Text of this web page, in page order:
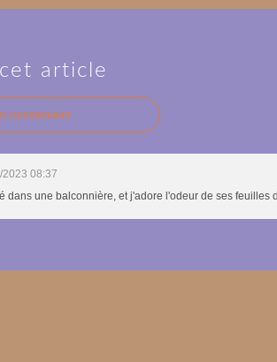
article
commentaire
2023 08:37
dans une balconnière, et j'adore l'odeur de ses feuilles